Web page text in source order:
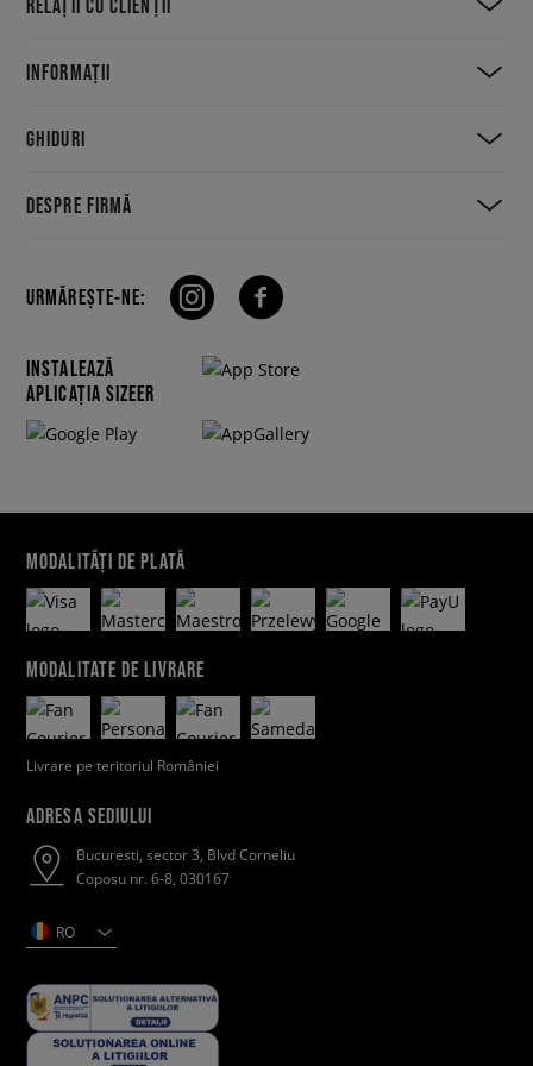
INFORMAȚII
GHIDURI
DESPRE FIRMĂ
URMĂREȘTE-NE:
INSTALEAZĂ
APLICAȚIA SIZEER
MODALITĂȚI DE PLATĂ
MODALITATE DE LIVRARE
Livrare pe teritoriul României
ADRESA SEDIULUI
Bucuresti, sector 3, Blvd Corneliu
Coposu nr. 6-8, 030167
RO